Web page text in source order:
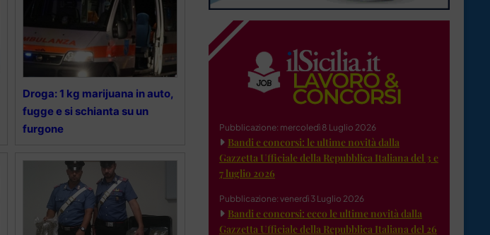
Droga: 1 kg marijuana in auto,
fugge e si schianta su un
furgone
Pubblicazione: mercoledì 8 Luglio 2026
Bandi e concorsi: le ultime novità dalla
Gazzetta Ufficiale della Repubblica Italiana del 3 e
7 luglio 2026
Pubblicazione: venerdì 3 Luglio 2026
Bandi e concorsi: ecco le ultime novità dalla
Gazzetta Ufficiale della Repubblica Italiana del 26